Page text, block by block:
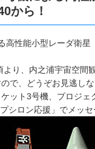
から！
高性能小型レーダ衛
り、内之浦宇宙空間
で、どうぞお見逃しな
ット3号機、プロジ
シロン応援」でメッ